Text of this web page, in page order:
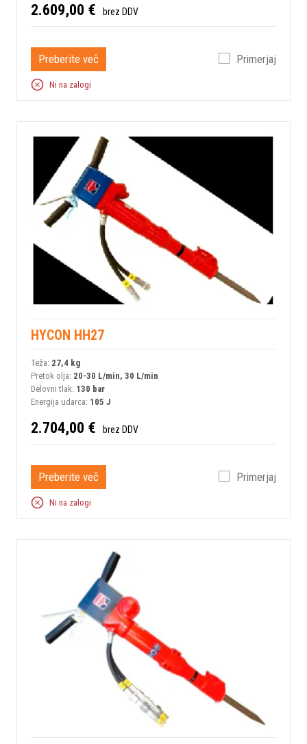
2.609,00 € brez DDV
Preberite več Primerjaj
Ni na zalogi
HYCON HH27
Teža: 27,4 kg
Pretok olja: 20-30 L/min, 30 L/min
Delovni tlak: 130 bar
Energija udarca: 105 J
2.704,00 € brez DDV
Preberite več Primerjaj
Ni na zalogi